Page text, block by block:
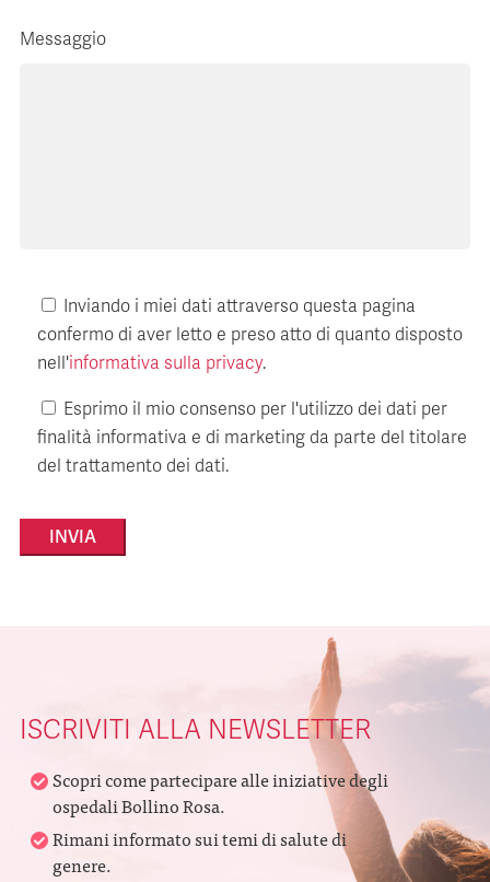
Messaggio
Inviando i miei dati attraverso questa pagina
confermo di aver letto e preso atto di quanto disposto
nell'informativa sulla privacy.
Esprimo il mio consenso per l'utilizzo dei dati per
finalità informativa e di marketing da parte del titolare
del trattamento dei dati.
ISCRIVITI ALLA NEWSLETTER
Scopri come partecipare alle iniziative degli
ospedali Bollino Rosa.
Rimani informato sui temi di salute di
genere.